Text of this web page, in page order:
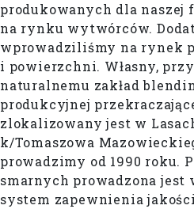
produkowanych dla naszej
na rynku wytwórców.
wprowadziliśmy na rynek
i powierzchni. Własny,
naturalnemu zakład
produkcyjnej
zlokalizowany jest w
k/Tomaszowa
prowadzimy od 1990 roku.
smarnych prowadzona jest
system zapewnienia